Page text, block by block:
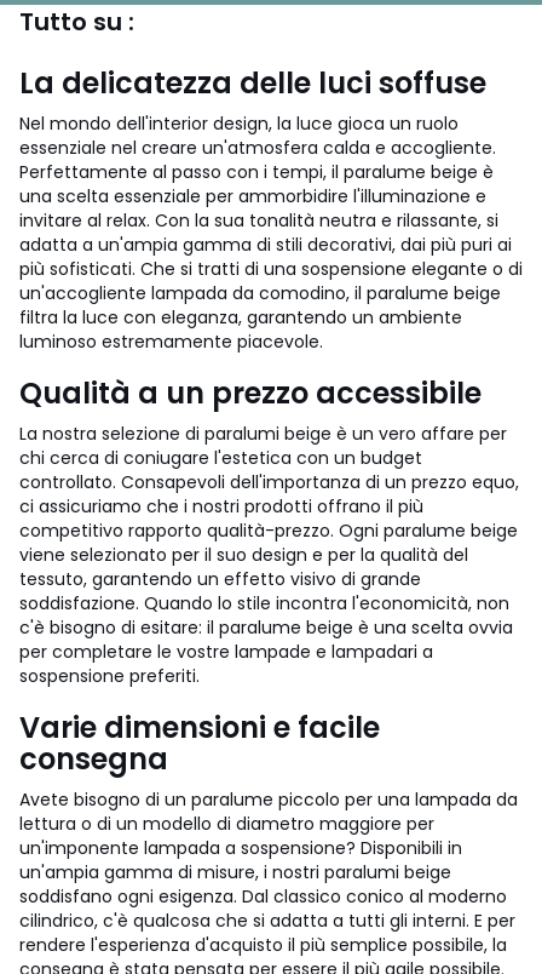
Tutto su :
La delicatezza delle luci soffuse
Nel mondo dell'interior design, la luce gioca un ruolo
essenziale nel creare un'atmosfera calda e accogliente.
Perfettamente al passo con i tempi, il paralume beige è
una scelta essenziale per ammorbidire l'illuminazione e
invitare al relax. Con la sua tonalità neutra e rilassante, si
adatta a un'ampia gamma di stili decorativi, dai più puri ai
più sofisticati. Che si tratti di una sospensione elegante o di
un'accogliente lampada da comodino, il paralume beige
filtra la luce con eleganza, garantendo un ambiente
luminoso estremamente piacevole.
Qualità a un prezzo accessibile
La nostra selezione di paralumi beige è un vero affare per
chi cerca di coniugare l'estetica con un budget
controllato. Consapevoli dell'importanza di un prezzo equo,
ci assicuriamo che i nostri prodotti offrano il più
competitivo rapporto qualità-prezzo. Ogni paralume beige
viene selezionato per il suo design e per la qualità del
tessuto, garantendo un effetto visivo di grande
soddisfazione. Quando lo stile incontra l'economicità, non
c'è bisogno di esitare: il paralume beige è una scelta ovvia
per completare le vostre lampade e lampadari a
sospensione preferiti.
Varie dimensioni e facile
consegna
Avete bisogno di un paralume piccolo per una lampada da
lettura o di un modello di diametro maggiore per
un'imponente lampada a sospensione? Disponibili in
un'ampia gamma di misure, i nostri paralumi beige
soddisfano ogni esigenza. Dal classico conico al moderno
cilindrico, c'è qualcosa che si adatta a tutti gli interni. E per
rendere l'esperienza d'acquisto il più semplice possibile, la
consegna è stata pensata per essere il più agile possibile.